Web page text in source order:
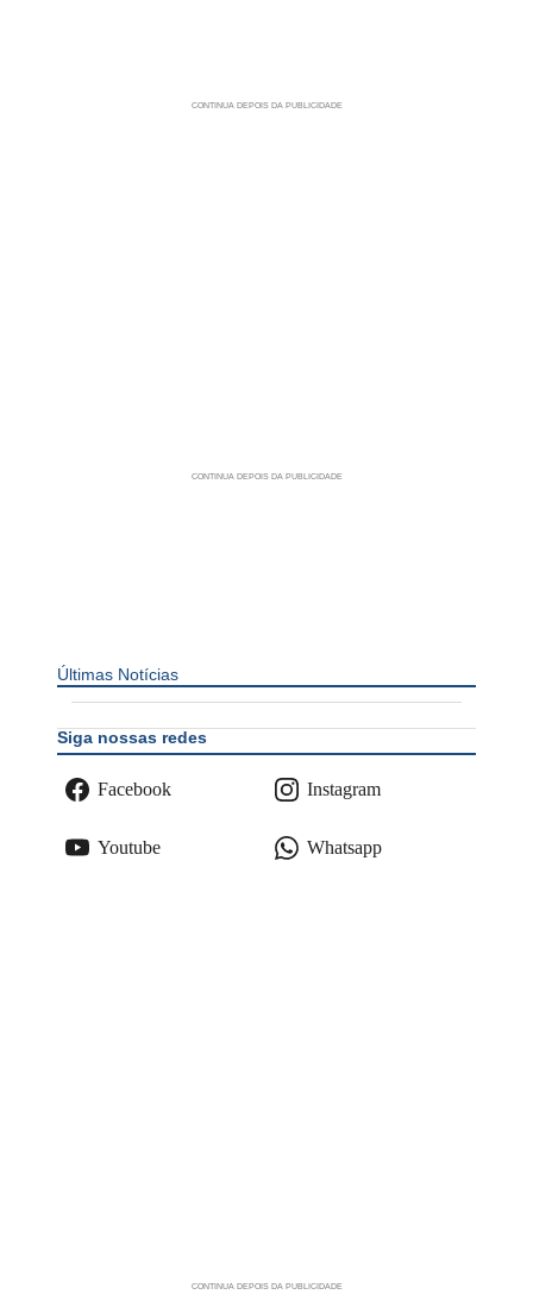
Últimas Notícias
Siga nossas redes
Facebook Instagram
Youtube Whatsapp